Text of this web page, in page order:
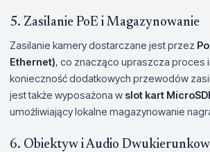
5. Zasilanie PoE i Magazynowanie
Zasilanie kamery dostarczane jest przez
Ethernet), co znacząco upraszcza proces
konieczność dodatkowych przewodów
jest także wyposażona w slot kart
umożliwiający lokalne magazynowanie
6. Obiektyw i Audio